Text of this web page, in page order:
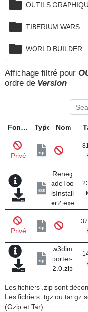
OUTILS
TIBERIUM WARS
WORLD BUILDER
Affichage filtré pour
ordre de Version
Fonctions Type Nom
Privé zip
exe
Reneg
adeToo
lsInstall
er2.exe
Privé zip
zip
w3dim
porter-
2.0.zip
Les fichiers .zip sont
Les fichiers .tgz ou tar.gz
(Gzip et Tar).